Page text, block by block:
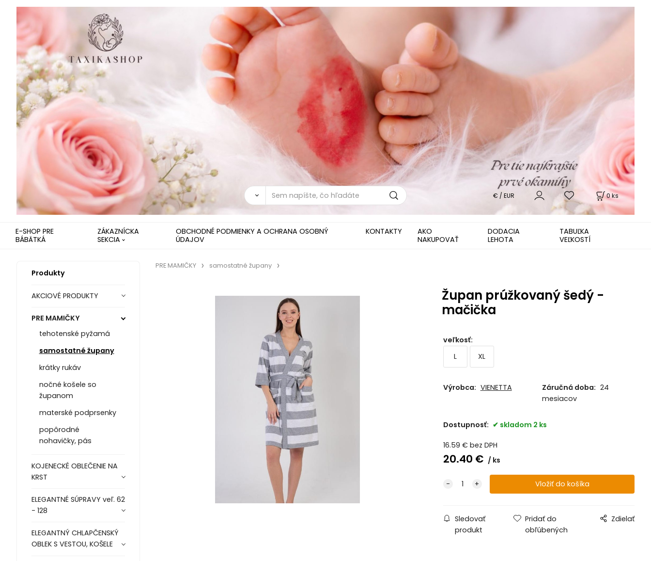
0ks
€ / EUR
E-SHOP PRE
BÁBÄTKÁ
ZÁKAZNÍCKA
SEKCIA
OBCHODNÉ PODMIENKY A OCHRANA OSOBNÝ
ÚDAJOV
KONTAKTY
AKO
NAKUPOVAŤ
DODACIA
LEHOTA
TABUĽKA
VEĽKOSTÍ
Produkty
AKCIOVÉ PRODUKTY
PRE MAMIČKY
tehotenské pyžamá
samostatné župany
krátky rukáv
nočné košele so
županom
materské podprsenky
popôrodné
nohavičky, pás
KOJENECKÉ OBLEČENIE NA
KRST
ELEGANTNÉ SÚPRAVY veľ. 62
- 128
ELEGANTNÝ CHLAPČENSKÝ
OBLEK S VESTOU, KOŠELE
PRE MAMIČKY samostatné župany
Župan prúžkovaný šedý -
mačička
veľkosť:
L
XL
Výrobca: VIENETTA Záručná doba: 24
mesiacov
Dostupnosť: skladom 2 ks
16.59 € bez DPH
20.40 € ks
Sledovať
produkt
Pridať do
obľúbených
Zdielať